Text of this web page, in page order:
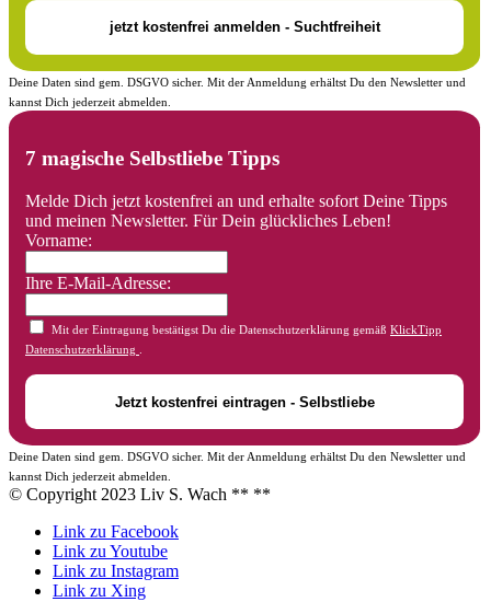
Deine Daten sind gem. DSGVO sicher. Mit der Anmeldung erhältst Du den Newsletter und
kannst Dich jederzeit abmelden.
7 magische Selbstliebe Tipps
Melde Dich jetzt kostenfrei an und erhalte sofort Deine Tipps
und meinen Newsletter. Für Dein glückliches Leben!
Vorname:
Ihre E-Mail-Adresse:
Mit der Eintragung bestätigst Du die Datenschutzerklärung gemäß KlickTipp
Datenschutzerklärung
Deine Daten sind gem. DSGVO sicher. Mit der Anmeldung erhältst Du den Newsletter und
kannst Dich jederzeit abmelden.
© Copyright 2023 Liv S. Wach ** **
Link zu Facebook
Link zu Youtube
Link zu Instagram
Link zu Xing